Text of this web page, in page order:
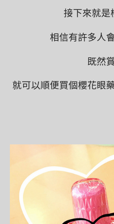
接下來就是
相信有許多人
既然
就可以順便買個櫻花眼